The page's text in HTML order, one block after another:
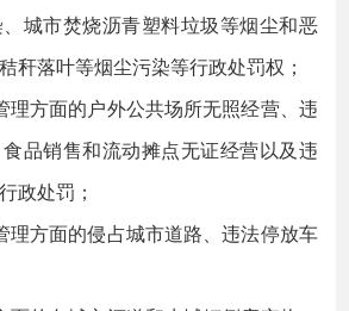
城市焚烧沥青塑料垃圾等烟尘和恶
秆落叶等烟尘污染等行政处罚权；
理方面的户外公共场所无照经营、违
品销售和流动摊点无证经营以及违
政处罚；
理方面的侵占城市道路、违法停放车